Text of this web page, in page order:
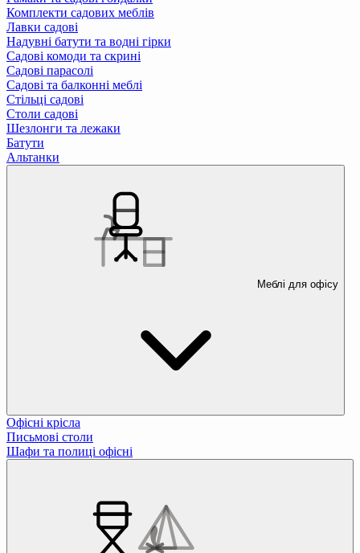
Комплекти садових меблів
Лавки садові
Надувні батути та водні гірки
Садові комоди та скрині
Садові парасолі
Садові та балконні меблі
Стільці садові
Столи садові
Шезлонги та лежаки
Батути
Альтанки
Меблі для офісу
Офісні крісла
Письмові столи
Шафи та полиці офісні